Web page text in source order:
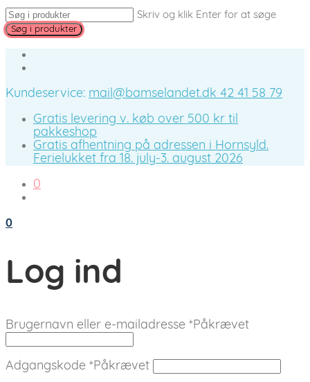
Skriv og klik Enter for at søge
Kundeservice: mail@bamselandet.dk 42 41 58 79
Gratis levering v. køb over 500 kr til
pakkeshop
Gratis afhentning på adressen i Hornsyld.
Ferielukket fra 18. july-3. august 2026
0
0
Log ind
Brugernavn eller e-mailadresse *Påkrævet
Adgangskode *Påkrævet